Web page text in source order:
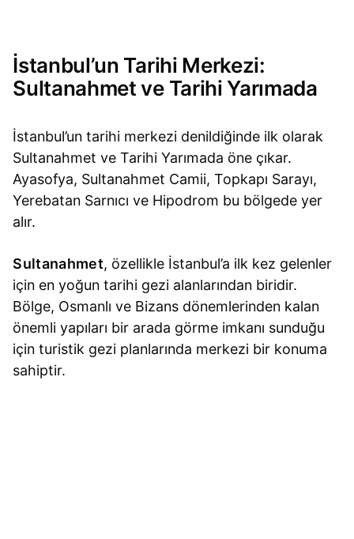
İstanbul’un Tarihi Merkezi:
Sultanahmet ve Tarihi Yarımada
İstanbul’un tarihi merkezi denildiğinde ilk olarak
Sultanahmet ve Tarihi Yarımada öne çıkar.
Ayasofya, Sultanahmet Camii, Topkapı Sarayı,
Yerebatan Sarnıcı ve Hipodrom bu bölgede yer
alır.
Sultanahmet, özellikle İstanbul’a ilk kez gelenler
için en yoğun tarihi gezi alanlarından biridir.
Bölge, Osmanlı ve Bizans dönemlerinden kalan
önemli yapıları bir arada görme imkanı sunduğu
için turistik gezi planlarında merkezi bir konuma
sahiptir.